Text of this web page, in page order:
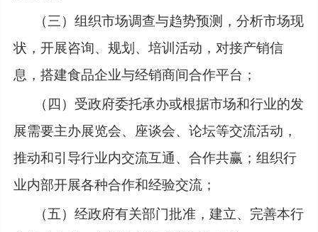
（三）组织市场调查与趋势预测，分析市场现
状，开展咨询、规划、培训活动，对接产销信
息，搭建食品企业与经销商间合作平台；
（四）受政府委托承办或根据市场和行业的发
展需要主办展览会、座谈会、论坛等交流活动，
推动和引导行业内交流互通、合作共赢；组织行
业内部开展各种合作和经验交流；
（五）经政府有关部门批准，建立、完善本行